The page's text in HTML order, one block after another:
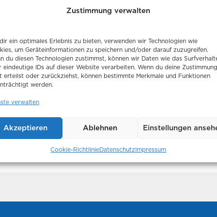
Zustimmung verwalten
ein optimales Erlebnis zu bieten, verwenden wir Technologien wie
um Geräteinformationen zu speichern und/oder darauf zuzugreifen.
du diesen Technologien zustimmst, können wir Daten wie das
eindeutige IDs auf dieser Website verarbeiten. Wenn du deine Zustimmung
erteilst oder zurückziehst, können bestimmte Merkmale und Funktionen
werden.
verwalten
Akzeptieren Ablehnen Einstellungen
Cookie-Richtlinie Datenschutz Impressum
INFORMATIONEN ZUM
032026
medical 102018